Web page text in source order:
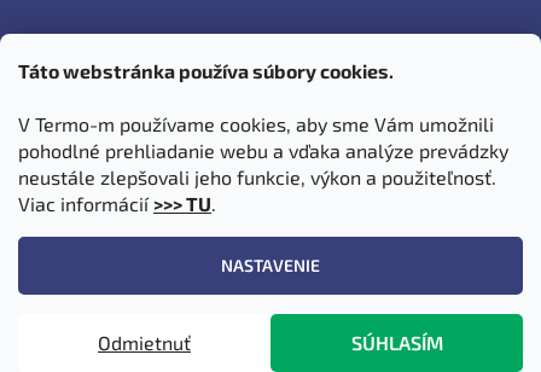
Táto webstránka používa súbory cookies.
V Termo-m používame cookies, aby sme Vám umožnili
pohodlné prehliadanie webu a vďaka analýze prevádzky
neustále zlepšovali jeho funkcie, výkon a použiteľnosť.
Viac informácií >>> TU.
NASTAVENIE
Odmietnuť SÚHLASÍM
Prijímame online platby
. Všetky práva vyhradené.